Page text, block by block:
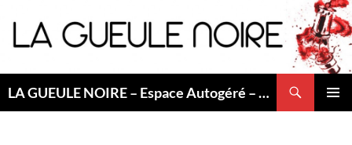
au
contenu
LA GUEULE NOIRE – Espace Autogéré – Saint Etienne